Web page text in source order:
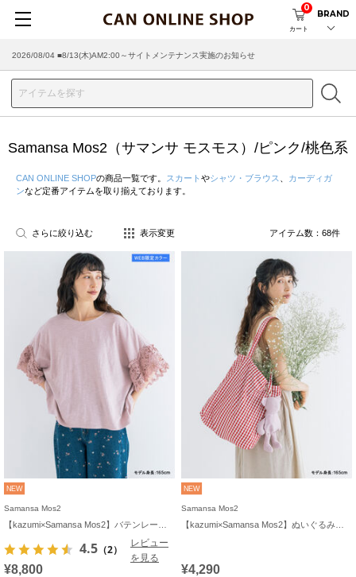
カート
0
BRAND
2026/08/04 ■8/13(木)AM2:00～サイトメンテナンス実施のお知らせ
2026/07/29 ■【お知らせ】ヤマト運輸の配送遅延・停止について
Samansa Mos2（サマンサ モスモス）/ピンク/桃色系
CAN ONLINE SHOPの商品一覧です。 スカート やシャツ・ブラウス
カーディガ
ンなど定番アイテムを取り揃えております。
さらに絞り込む 表示変更 アイテム数： 68件
NEW
Samansa Mos2
4.5 （2）
レビュー
を見る
¥8,800
NEW
Samansa Mos2
¥4,290